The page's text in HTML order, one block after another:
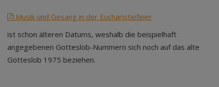
Musik und Gesang in der Eucharistiefeier
ist schon älteren Datums, weshalb die beispielhaft
angegebenen Gotteslob-Nummern sich noch auf das alte
Gotteslob 1975 beziehen.